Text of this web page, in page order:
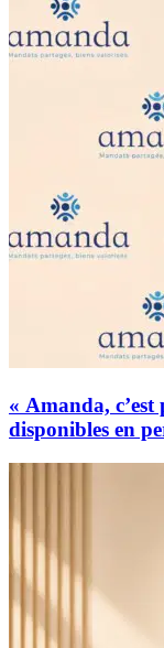
« Amanda,
disponibles en